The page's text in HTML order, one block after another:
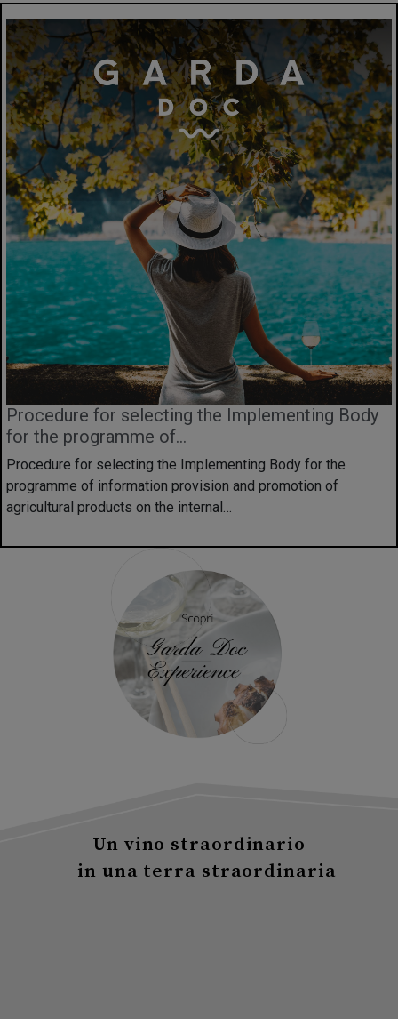
Procedure for selecting the Implementing Body
for the programme of...
Procedure for selecting the Implementing Body for the
programme of information provision and promotion of
agricultural products on the internal…
Un vino straordinario
in una terra straordinaria